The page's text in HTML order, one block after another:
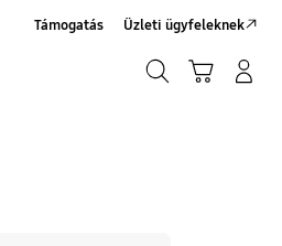
Támogatás Üzleti ügyfeleknek